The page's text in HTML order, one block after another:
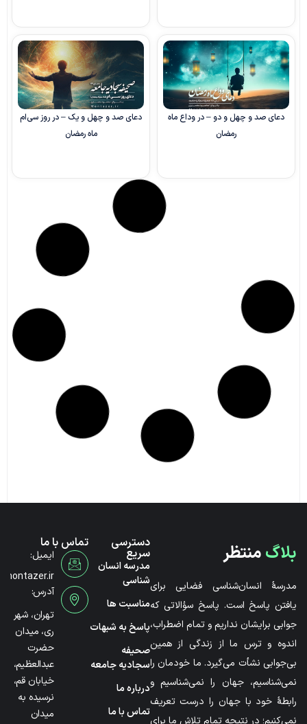
دعای صد و چهل‌ و دو – در وداع ماه
رمضان
دعای صد و چهل‌ و یک – در روز سی‌ام
ماه رمضان
بلاگمنتظر
مدرسۀ انسان‌شناسی فضایی برای
یافتن پاسخ است. پاسخ سؤالاتی که
جوابی برایشان نداریم و تمام اضطراب،
اندوه و ترس ما از زندگی از همین
بی‌جوابی نشأت می‌گیرد. ما خودمان را
نمی‌شناسیم، جهان را نمی‌شناسیم و
رابطۀ خود با جهان را درست تعریف
نمی‌کنیم؛ در نتیجه تمام تلاش ما برای
دسترسی
سریع
مدرسه انسان
شناسی
مناسبت ها
پاسخ به شبهات
صحیفه
سجادیه جامعه
درباره ما
تماس با ما
تماس با ما
ایمیل:
آدرس:
تهران، شهر
ری، میدان
حضرت
عبدالعظیم،
خیابان قم،
نرسیده به
میدان